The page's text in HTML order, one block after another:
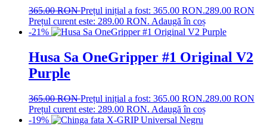
365.00RONPrețul inițial a fost: 365.00 RON.289.00 RON
Prețul curent este: 289.00 RON. Adaugă în coș
-21%
Husa Sa OneGripper #1 Original V2
Purple
365.00RONPrețul inițial a fost: 365.00 RON.289.00 RON
Prețul curent este: 289.00 RON. Adaugă în coș
-19%